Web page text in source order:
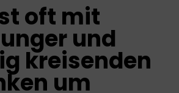
oft mit
und
kreisenden
um